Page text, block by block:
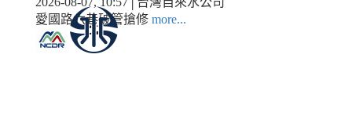
愛國路六巷破管搶修 more...